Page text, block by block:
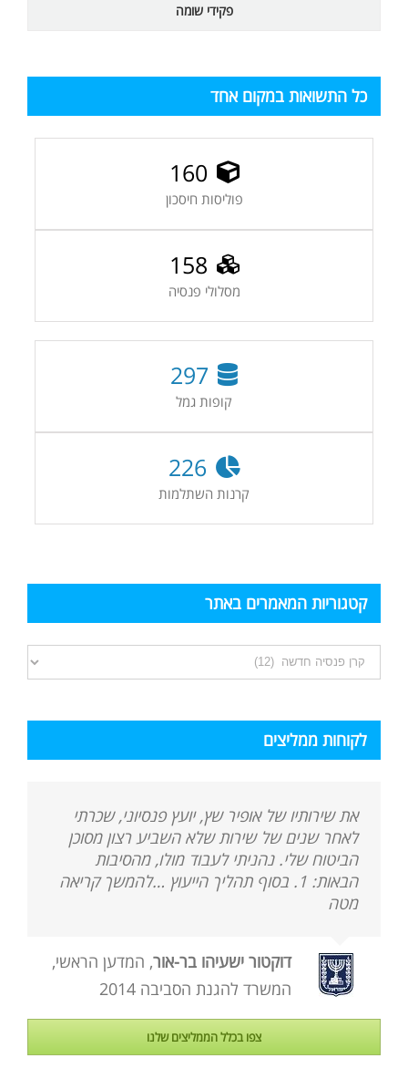
פקידי שומה
כל התשואות במקום אחד
160
פוליסות חיסכון
158
מסלולי פנסיה
297
קופות גמל
226
קרנות השתלמות
קטגוריות המאמרים באתר
קטגוריות
המאמרים
לקוחות ממליצים
את שירותיו של אופיר שץ, יועץ פנסיוני, שכרתי
לאחר שנים של שירות שלא השביע רצון מסוכן
הביטוח שלי. נהניתי לעבוד מולו, מהסיבות
הבאות: 1. בסוף תהליך הייעוץ …להמשך קריאה
מטה
דוקטור ישעיהו בר-אור, המדען הראשי,
המשרד להגנת הסביבה 2014
צפו בכלל הממליצים שלנו